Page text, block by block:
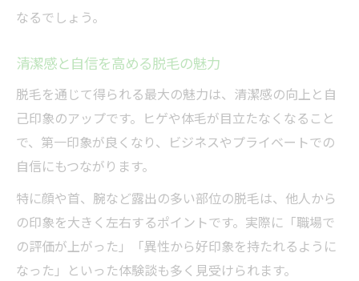
なるでしょう。
清潔感と自信を高める脱毛の魅力
脱毛を通じて得られる最大の魅力は、清潔感の向上と自
己印象のアップです。ヒゲや体毛が目立たなくなること
で、第一印象が良くなり、ビジネスやプライベートでの
自信にもつながります。
特に顔や首、腕など露出の多い部位の脱毛は、他人から
の印象を大きく左右するポイントです。実際に「職場で
の評価が上がった」「異性から好印象を持たれるように
なった」といった体験談も多く見受けられます。